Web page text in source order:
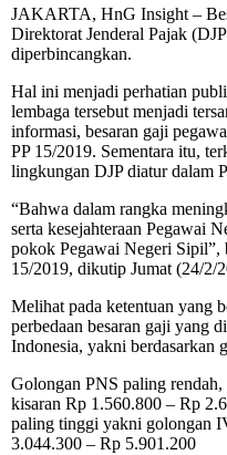
JAKARTA, HnG Insight –
Direktorat Jenderal Pajak
diperbincangkan.
Hal ini menjadi perhatian
lembaga tersebut menjadi
informasi, besaran gaji
PP 15/2019. Sementara itu,
lingkungan DJP diatur dalam
“Bahwa dalam rangka
serta kesejahteraan Pegawai
pokok Pegawai Negeri Sipil”,
15/2019, dikutip Jumat (24/2/
Melihat pada ketentuan yang
perbedaan besaran gaji yang
Indonesia, yakni berdasarkan
Golongan PNS paling
kisaran Rp 1.560.800 – Rp
paling tinggi yakni golongan
3.044.300 – Rp 5.901.200